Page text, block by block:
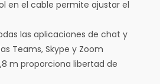
en el cable permite ajustar el
las aplicaciones de chat y
Teams, Skype y Zoom
m proporciona libertad de